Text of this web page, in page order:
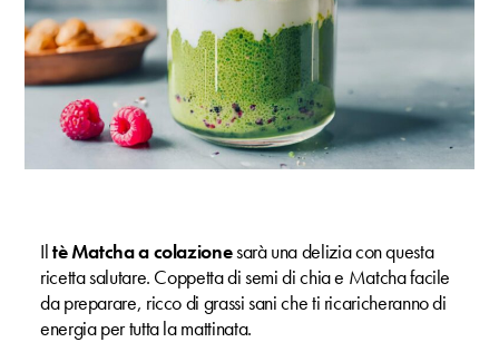
Iltè Matcha a colazionesarà una delizia con questa
ricetta salutare. Coppetta di semi di chia e Matcha facile
da preparare, ricco di grassi sani che ti ricaricheranno di
energia per tutta la mattinata.